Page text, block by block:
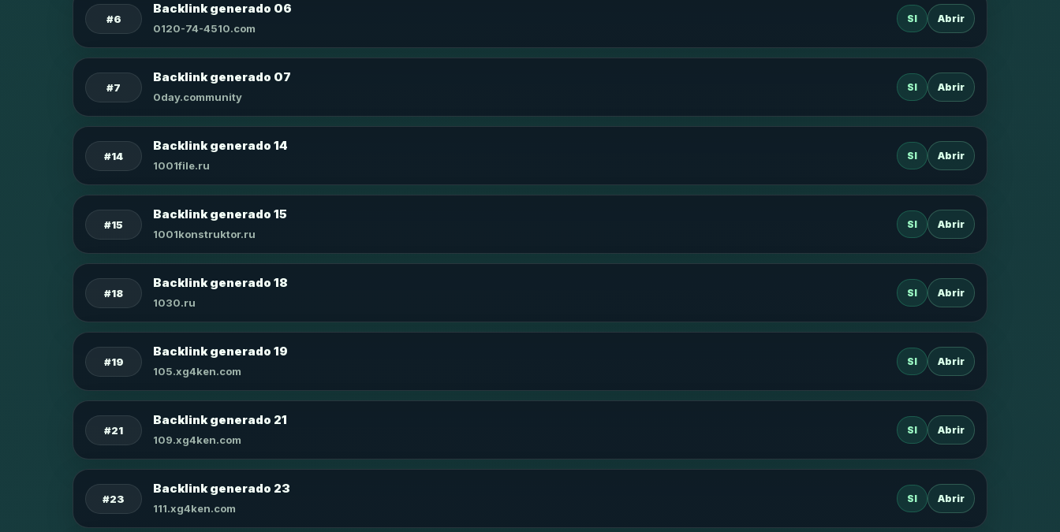
#6
Backlink generado 06
0120-74-4510.com
SI Abrir
#7
Backlink generado 07
0day.community
SI Abrir
#14
Backlink generado 14
1001file.ru
SI Abrir
#15
Backlink generado 15
1001konstruktor.ru
SI Abrir
#18
Backlink generado 18
1030.ru
SI Abrir
#19
Backlink generado 19
105.xg4ken.com
SI Abrir
#21
Backlink generado 21
109.xg4ken.com
SI Abrir
#23
Backlink generado 23
111.xg4ken.com
SI Abrir